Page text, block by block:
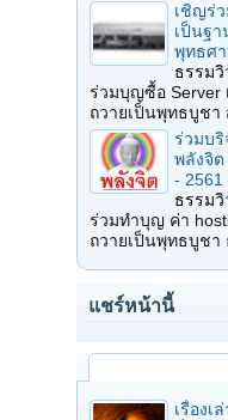
เชิญร่
เป็นฐา
พุทธศ
ธรรม
ร่วมบุญซื้อ Server
ถวายเป็นพุทธบูช
ร่วมบริ
พลังจิต
- 2561
ธรรม
ร่วมทำบุญ ค่า
ถวายเป็นพุทธบูช
แชร์หน้านี้
เรื่องเ